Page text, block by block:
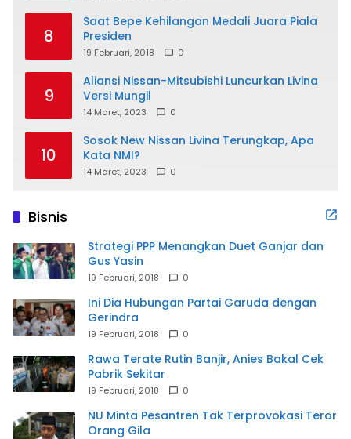
8
Saat Bepe Kehilangan Medali Juara Piala
Presiden
19 Februari, 2018 0
9
Aliansi Nissan-Mitsubishi Luncurkan Livina
Versi Mungil
14 Maret, 2023 0
10
Sosok New Nissan Livina Terungkap, Apa
Kata NMI?
14 Maret, 2023 0
Bisnis
Strategi PPP Menangkan Duet Ganjar dan
Gus Yasin
19 Februari, 2018 0
Ini Dia Hubungan Partai Garuda dengan
Gerindra
19 Februari, 2018 0
Rawa Terate Rutin Banjir, Anies Bakal Cek
Pabrik Sekitar
19 Februari, 2018 0
NU Minta Pesantren Tak Terprovokasi Teror
Orang Gila